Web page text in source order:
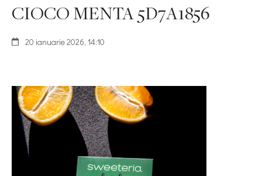
CIOCO MENTA 5D7A1856
20 ianuarie 2026, 14:10